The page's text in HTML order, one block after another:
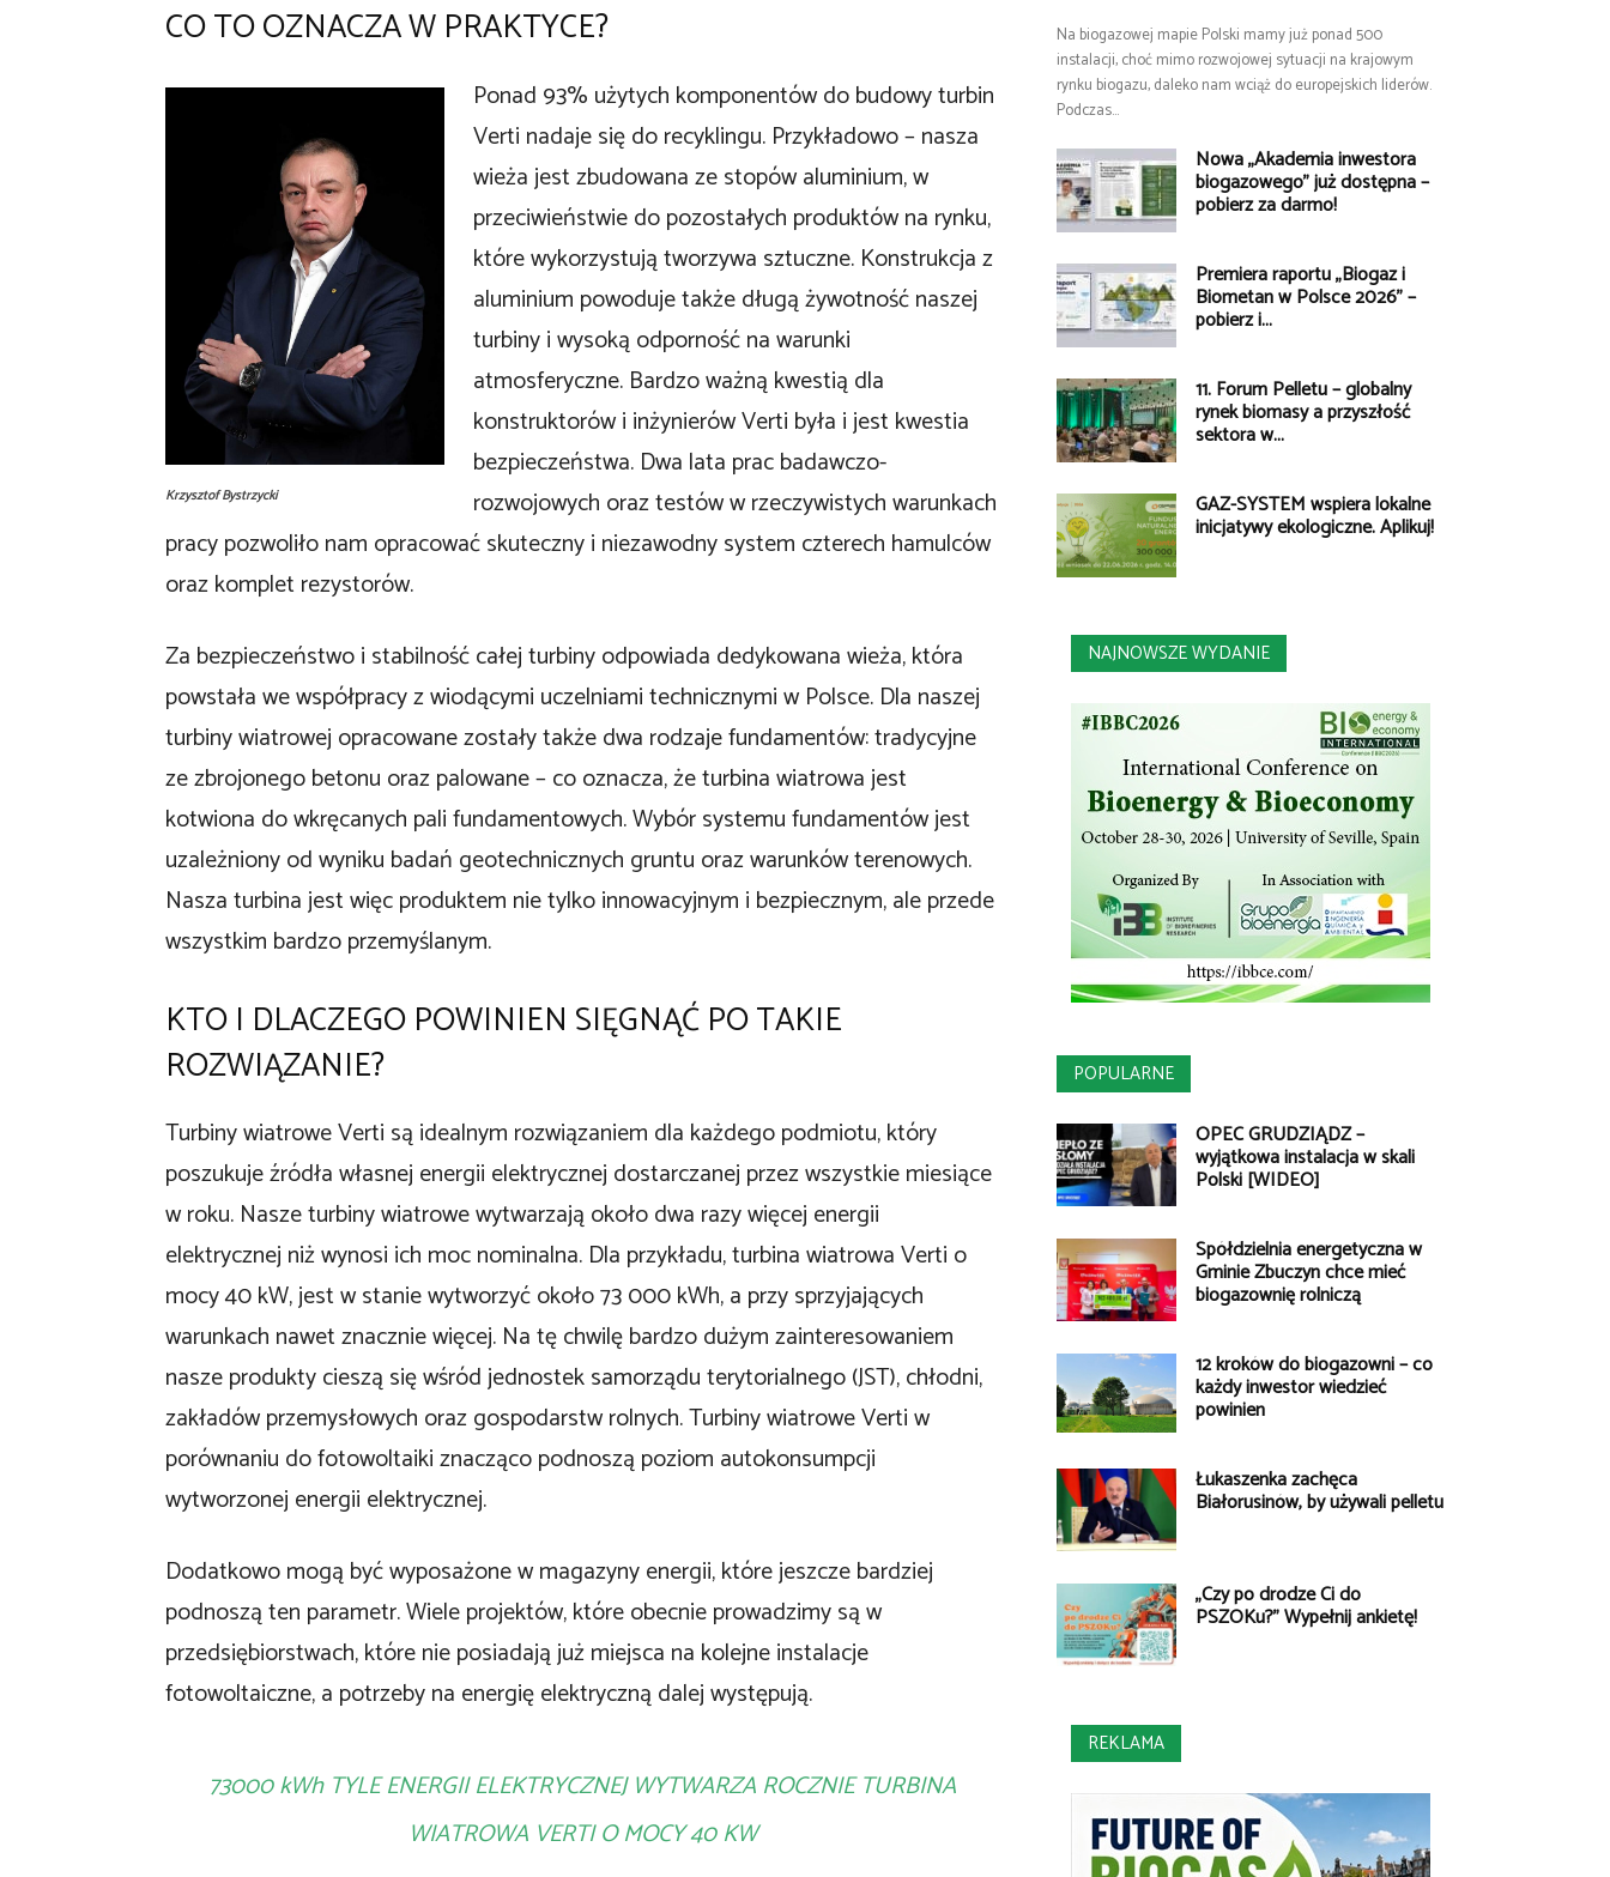
CO TO OZNACZA W PRAKTYCE?
Krzysztof Bystrzycki
Ponad 93% użytych komponentów do budowy turbin
Verti nadaje się do recyklingu. Przykładowo – nasza
wieża jest zbudowana ze stopów aluminium, w
przeciwieństwie do pozostałych produktów na rynku,
które wykorzystują tworzywa sztuczne. Konstrukcja z
aluminium powoduje także długą żywotność naszej
turbiny i wysoką odporność na warunki
atmosferyczne. Bardzo ważną kwestią dla
konstruktorów i inżynierów Verti była i jest kwestia
bezpieczeństwa. Dwa lata prac badawczo-
rozwojowych oraz testów w rzeczywistych warunkach
pracy pozwoliło nam opracować skuteczny i niezawodny system czterech hamulców
oraz komplet rezystorów.
Za bezpieczeństwo i stabilność całej turbiny odpowiada dedykowana wieża, która
powstała we współpracy z wiodącymi uczelniami technicznymi w Polsce. Dla naszej
turbiny wiatrowej opracowane zostały także dwa rodzaje fundamentów: tradycyjne
ze zbrojonego betonu oraz palowane – co oznacza, że turbina wiatrowa jest
kotwiona do wkręcanych pali fundamentowych. Wybór systemu fundamentów jest
uzależniony od wyniku badań geotechnicznych gruntu oraz warunków terenowych.
Nasza turbina jest więc produktem nie tylko innowacyjnym i bezpiecznym, ale przede
wszystkim bardzo przemyślanym.
KTO I DLACZEGO POWINIEN SIĘGNĄĆ PO TAKIE
ROZWIĄZANIE?
Turbiny wiatrowe Verti są idealnym rozwiązaniem dla każdego podmiotu, który
poszukuje źródła własnej energii elektrycznej dostarczanej przez wszystkie miesiące
w roku. Nasze turbiny wiatrowe wytwarzają około dwa razy więcej energii
elektrycznej niż wynosi ich moc nominalna. Dla przykładu, turbina wiatrowa Verti o
mocy 40 kW, jest w stanie wytworzyć około 73 000 kWh, a przy sprzyjających
warunkach nawet znacznie więcej. Na tę chwilę bardzo dużym zainteresowaniem
nasze produkty cieszą się wśród jednostek samorządu terytorialnego (JST), chłodni,
zakładów przemysłowych oraz gospodarstw rolnych. Turbiny wiatrowe Verti w
porównaniu do fotowoltaiki znacząco podnoszą poziom autokonsumpcji
wytworzonej energii elektrycznej.
Dodatkowo mogą być wyposażone w magazyny energii, które jeszcze bardziej
podnoszą ten parametr. Wiele projektów, które obecnie prowadzimy są w
przedsiębiorstwach, które nie posiadają już miejsca na kolejne instalacje
fotowoltaiczne, a potrzeby na energię elektryczną dalej występują.
73000 kWh TYLE ENERGII ELEKTRYCZNEJ WYTWARZA ROCZNIE TURBINA
WIATROWA VERTI O MOCY 40 KW
Na biogazowej mapie Polski mamy już ponad 500
instalacji, choć mimo rozwojowej sytuacji na krajowym
rynku biogazu, daleko nam wciąż do europejskich liderów.
Podczas...
Nowa „Akademia inwestora
biogazowego” już dostępna –
pobierz za darmo!
Premiera raportu „Biogaz i
Biometan w Polsce 2026” –
pobierz i...
11. Forum Pelletu – globalny
rynek biomasy a przyszłość
sektora w...
GAZ-SYSTEM wspiera lokalne
inicjatywy ekologiczne. Aplikuj!
NAJNOWSZE WYDANIE
POPULARNE
OPEC GRUDZIĄDZ –
wyjątkowa instalacja w skali
Polski [WIDEO]
Spółdzielnia energetyczna w
Gminie Zbuczyn chce mieć
biogazownię rolniczą
12 kroków do biogazowni – co
każdy inwestor wiedzieć
powinien
Łukaszenka zachęca
Białorusinów, by używali pelletu
„Czy po drodze Ci do
PSZOKu?” Wypełnij ankietę!
REKLAMA